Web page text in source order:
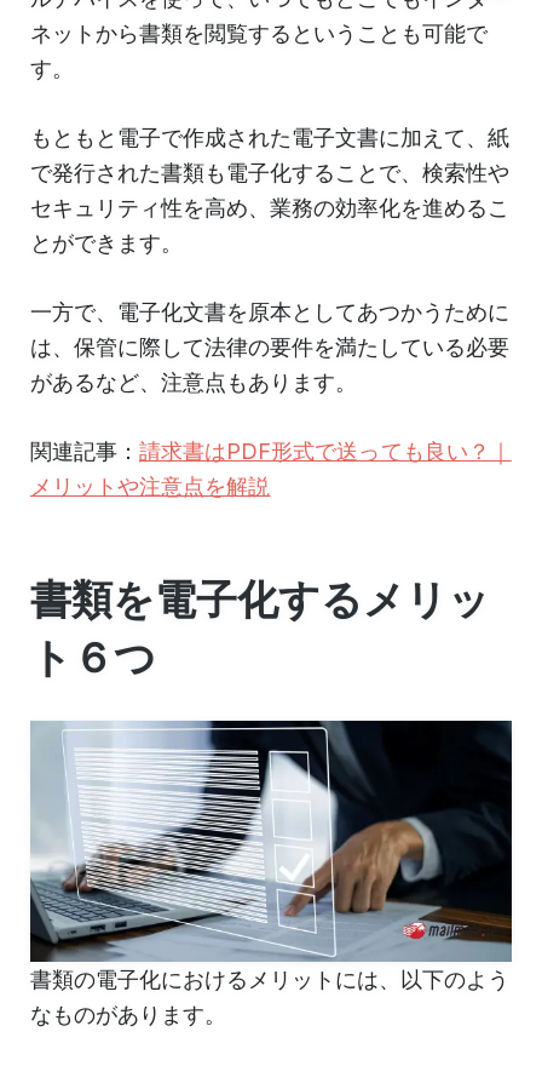
ネットから書類を閲覧するということも可能で
す。
もともと電子で作成された電子文書に加えて、紙
で発行された書類も電子化することで、検索性や
セキュリティ性を高め、業務の効率化を進めるこ
とができます。
一方で、電子化文書を原本としてあつかうために
は、保管に際して法律の要件を満たしている必要
があるなど、注意点もあります。
関連記事： 請求書はPDF形式で送っても良い？｜
メリットや注意点を解説
書類を電子化するメリッ
ト６つ
書類の電子化におけるメリットには、以下のよう
なものがあります。